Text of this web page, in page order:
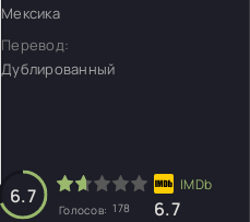
Мексика
Перевод:
Дублированный
6.7
Голосов: 178 6.7